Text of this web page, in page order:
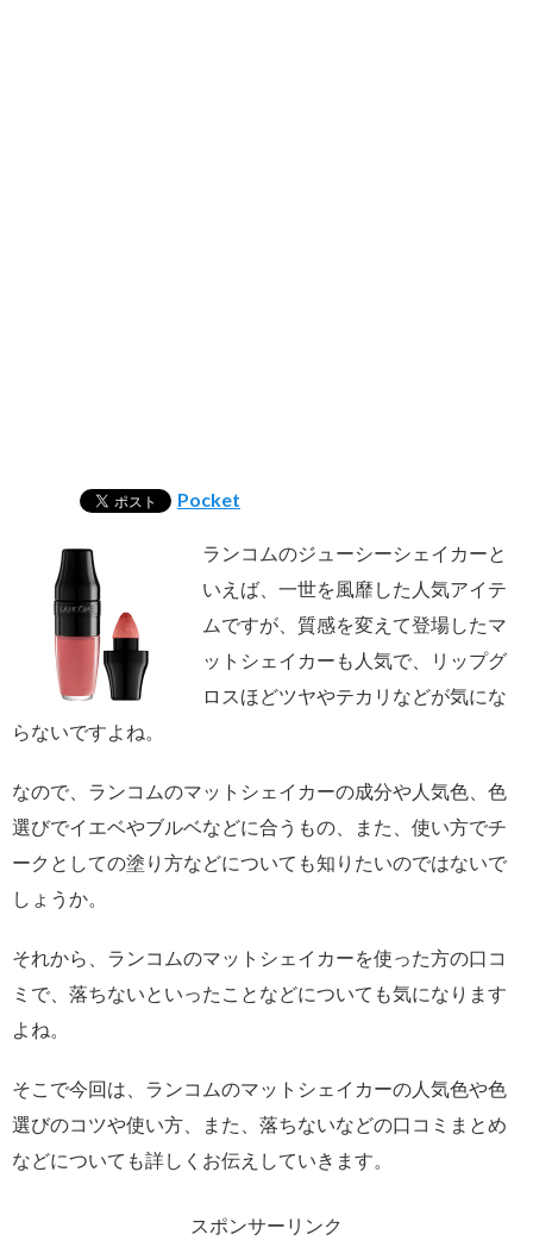
Pocket
ランコムのジューシーシェイカーと
いえば、一世を風靡した人気アイテ
ムですが、質感を変えて登場したマ
ットシェイカーも人気で、リップグ
ロスほどツヤやテカリなどが気にな
らないですよね。
なので、ランコムのマットシェイカーの成分や人気色、色
選びでイエベやブルベなどに合うもの、また、使い方でチ
ークとしての塗り方などについても知りたいのではないで
しょうか。
それから、ランコムのマットシェイカーを使った方の口コ
ミで、落ちないといったことなどについても気になります
よね。
そこで今回は、ランコムのマットシェイカーの人気色や色
選びのコツや使い方、また、落ちないなどの口コミまとめ
などについても詳しくお伝えしていきます。
スポンサーリンク